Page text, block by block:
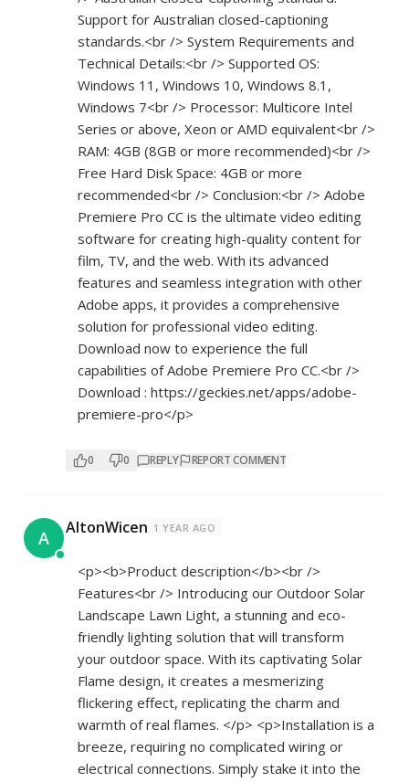
Support for Australian closed-captioning
standards.<br /> System Requirements and
Technical Details:<br /> Supported OS:
Windows 11, Windows 10, Windows 8.1,
Windows 7<br /> Processor: Multicore Intel
Series or above, Xeon or AMD equivalent<br />
RAM: 4GB (8GB or more recommended)<br />
Free Hard Disk Space: 4GB or more
recommended<br /> Conclusion:<br /> Adobe
Premiere Pro CC is the ultimate video editing
software for creating high-quality content for
film, TV, and the web. With its advanced
features and seamless integration with other
Adobe apps, it provides a comprehensive
solution for professional video editing.
Download now to experience the full
capabilities of Adobe Premiere Pro CC.<br />
Download : https://geckies.net/apps/adobe-
premiere-pro</p>
0 0 REPLY REPORT COMMENT
A AltonWicen 1 YEAR AGO
<p><b>Product description</b><br />
Features<br /> Introducing our Outdoor Solar
Landscape Lawn Light, a stunning and eco-
friendly lighting solution that will transform
your outdoor space. With its captivating Solar
Flame design, it creates a mesmerizing
flickering effect, replicating the charm and
warmth of real flames. </p> <p>Installation is a
breeze, requiring no complicated wiring or
electrical connections. Simply stake it into the